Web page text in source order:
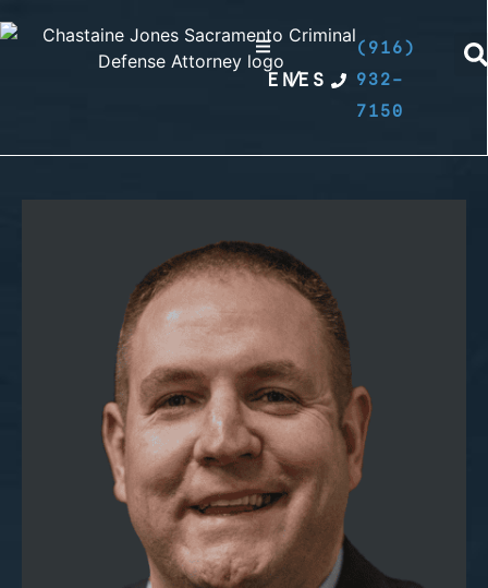
EN
/ES
(916)
932-
7150